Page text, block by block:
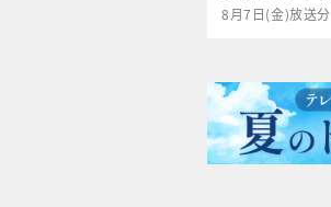
8月7日(金)放送分